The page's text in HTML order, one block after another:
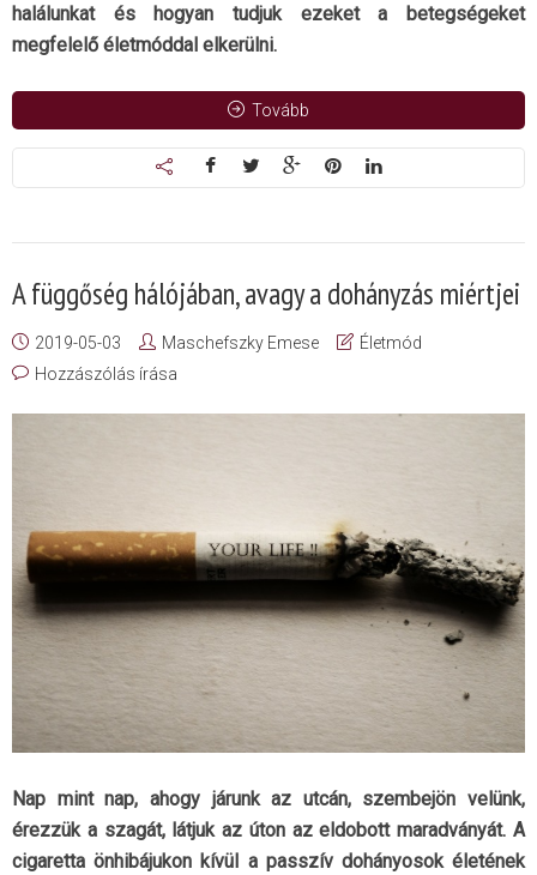
halálunkat és hogyan tudjuk ezeket a betegségeket
megfelelő életmóddal elkerülni.
Tovább
A függőség hálójában, avagy a dohányzás miértjei
2019-05-03 Maschefszky Emese
Életmód
Hozzászólás írása
Nap mint nap, ahogy járunk az utcán, szembejön velünk,
érezzük a szagát, látjuk az úton az eldobott maradványát. A
cigaretta önhibájukon kívül a passzív dohányosok életének